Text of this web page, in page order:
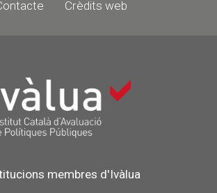
Crèdits web
membres d'Ivàlua